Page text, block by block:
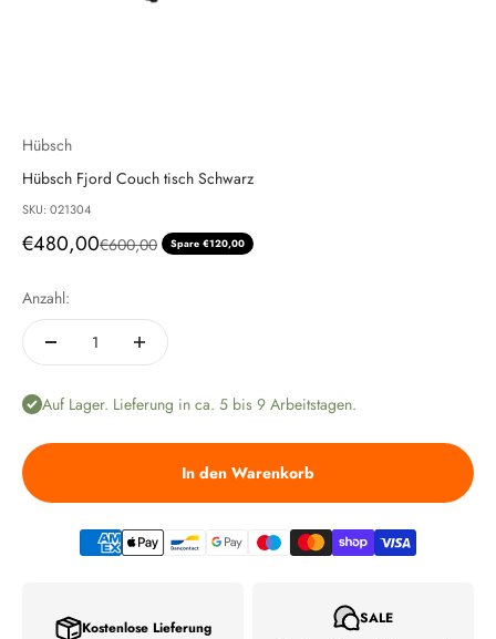
Hübsch
Hübsch Fjord Couch tisch Schwarz
SKU: 021304
Angebot
€480,00Regulärer Preis
€600,00 Spare €120,00
Anzahl:
Auf Lager. Lieferung in ca. 5 bis 9 Arbeitstagen.
In den Warenkorb
Kostenlose Lieferung
SALE